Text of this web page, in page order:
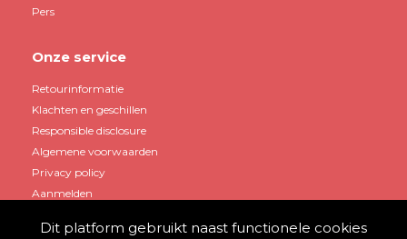
Pers
Onze service
Retourinformatie
Klachten en geschillen
Responsible disclosure
Algemene voorwaarden
Privacy policy
Aanmelden
Dit platform gebruikt naast functionele cookies